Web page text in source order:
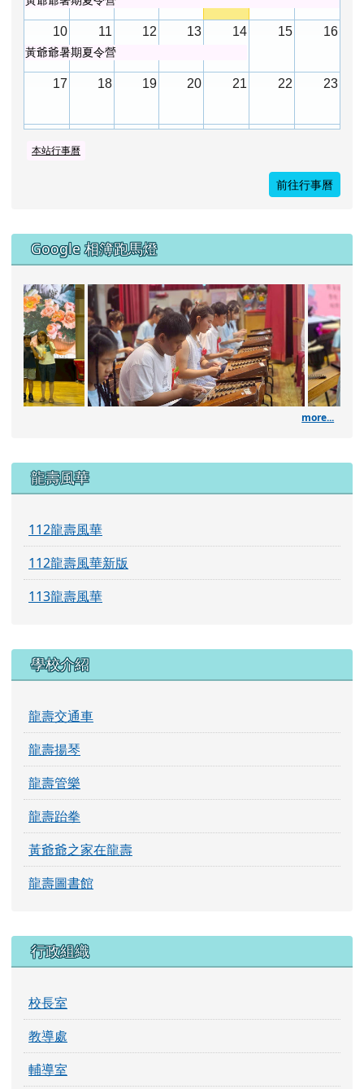
10 11 12 13 14 15 16
黃爺爺暑期夏令營
17 18 19 20 21 22 23
揚琴育樂營
5 6
本站行事曆
前往行事曆
Google 相簿跑馬燈
114學年畢業典禮
more...
左邊區域內容
龍壽風華
112龍壽風華
112龍壽風華新版
113龍壽風華
學校介紹
龍壽交通車
龍壽揚琴
龍壽管樂
龍壽跆拳
黃爺爺之家在龍壽
龍壽圖書館
行政組織
校長室
教導處
輔導室